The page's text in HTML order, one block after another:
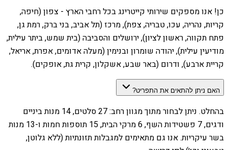
כן! אנו מספקים שירותי קייטרינג בכל רחבי הארץ - צפון (חיפה,
קריות, נהריה, עכו, טבריה, צפת), מרכז (תל אביב, בני ברק, רמת גן,
פתח תקווה, ראשון לציון), ירושלים והסביבה (בית שמש, ביתר עילית,
מודיעין עילית), יהודה שומרון ובנימין (מעלה אדומים, אפרת, אריאל,
קריית ארבע), ודרום (באר שבע, אשקלון, קרית גת, אופקים).
האם ניתן להתאים את התפריט?
בהחלט. ניתן לבחור מתוך מגוון רחב: 27 סלטים, 14 מנות ביניים
ודגים, 7 פשטידות השף, 6 מרקי הבית, 15 תוספות חמות ו-13 מנות
בשר עיקריות. אנו גם מתאימים למגבלות תזונתיות (ללא גלוטן,